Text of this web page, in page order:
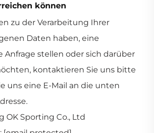
können
zu der Verarbeitung Ihrer
Daten haben, eine
Anfrage stellen oder sich darüber
kontaktieren Sie uns bitte
uns eine E-Mail an die unten
OK Sporting Co., Ltd